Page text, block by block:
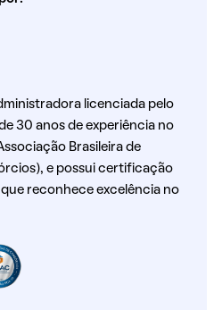
licenciada pelo
30 anos de experiência no
Brasileira de
e possui certificação
que reconhece excelência no